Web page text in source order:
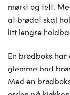
mørkt og tett.
at brødet skal
litt lengre
En brødboks
glemme bort
Med en